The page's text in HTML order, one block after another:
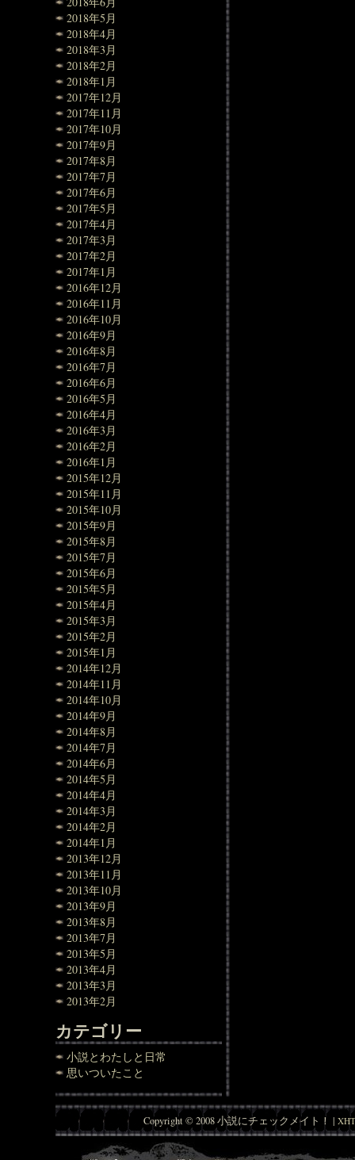
2018年5月
2018年4月
2018年3月
2018年2月
2018年1月
2017年12月
2017年11月
2017年10月
2017年9月
2017年8月
2017年7月
2017年6月
2017年5月
2017年4月
2017年3月
2017年2月
2017年1月
2016年12月
2016年11月
2016年10月
2016年9月
2016年8月
2016年7月
2016年6月
2016年5月
2016年4月
2016年3月
2016年2月
2016年1月
2015年12月
2015年11月
2015年10月
2015年9月
2015年8月
2015年7月
2015年6月
2015年5月
2015年4月
2015年3月
2015年2月
2015年1月
2014年12月
2014年11月
2014年10月
2014年9月
2014年8月
2014年7月
2014年6月
2014年5月
2014年4月
2014年3月
2014年2月
2014年1月
2013年12月
2013年11月
2013年10月
2013年9月
2013年8月
2013年7月
2013年5月
2013年4月
2013年3月
2013年2月
カテゴリー
小説とわたしと日常
思いついたこと
Copyright © 2008 小説にチェックメイト！ |